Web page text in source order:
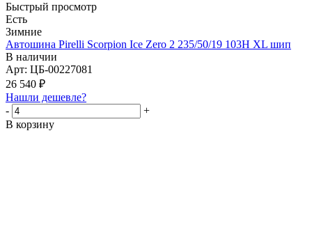
Быстрый просмотр
Есть
Зимние
Автошина Pirelli Scorpion Ice Zero 2 235/50/19 103H XL шип
В наличии
Арт: ЦБ-00227081
26 540 ₽
Нашли дешевле?
-
+
В корзину